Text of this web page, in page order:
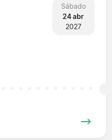
Sábado
24 abr
2027